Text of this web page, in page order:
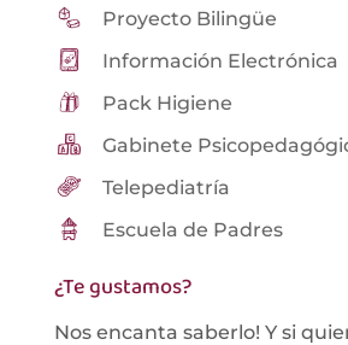
Proyecto Bilingüe
Información Electrónica
Pack Higiene
Gabinete
Telepediatría
Escuela de Padres
¿Te gustamos?
Nos encanta saberlo! Y si